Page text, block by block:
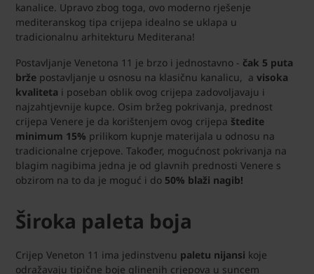
kanalice. Upravo zbog toga, ovo moderno rješenje
mediteranskog tipa crijepa idealno se uklapa u
tradicionalnu arhitekturu Mediterana!
Postavljanje Venetona 11 je brzo i jednostavno - čak 5 puta
brže postavljanje u osnosu na klasičnu kanalicu, a visoka
kvaliteta i poseban oblik ovog crijepa zadovoljavaju i
najzahtjevnije kupce. Osim bržeg pokrivanja, prednost
crijepa Venere je da korištenjem ovog crijepa štedite
minimum 15% prilikom kupnje materijala u odnosu na
tradicionalne crjepove. Također, mogućnost pokrivanja na
blagim nagibima jedna je od glavnih prednosti Venere s
obzirom na to da je moguć i do 50% blaži nagib!
Široka paleta boja
Crijep Veneton 11 ima jedinstvenu paletu nijansi koje
odražavaju tipične boje glinenih crjepova u suncem